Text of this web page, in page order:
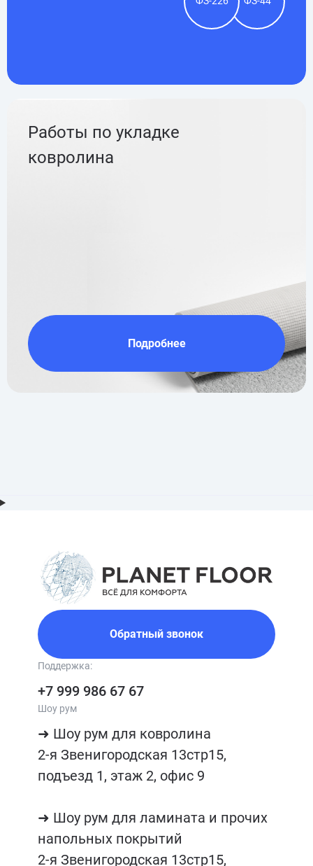
Работы по укладке
ковролина
Подробнее
Обратный звонок
Поддержка:
+7 999 986 67 67
Шоу рум
➜ Шоу рум для ковролина
2-я Звенигородская 13стр15,
подъезд 1, этаж 2, офис 9
➜ Шоу рум для ламината и прочих
напольных покрытий
2-я Звенигородская 13стр15,